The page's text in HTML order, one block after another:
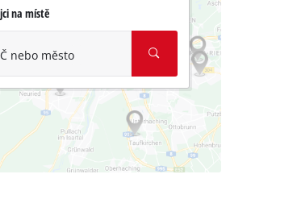
na místě
nebo město